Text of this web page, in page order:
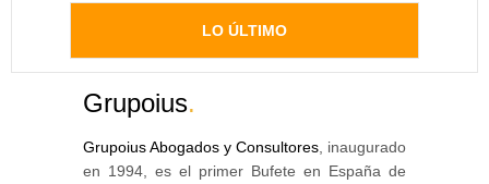
LO ÚLTIMO
Grupoius.
Grupoius Abogados y Consultores , inaugurado
en 1994, es el primer Bufete en España de